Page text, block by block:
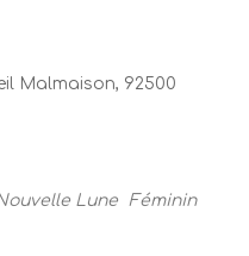
Malmaison, 92500
Lune Féminin